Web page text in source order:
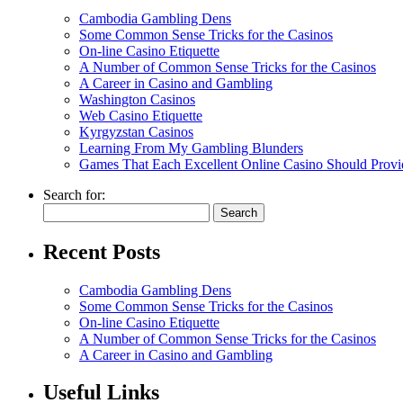
Cambodia Gambling Dens
Some Common Sense Tricks for the Casinos
On-line Casino Etiquette
A Number of Common Sense Tricks for the Casinos
A Career in Casino and Gambling
Washington Casinos
Web Casino Etiquette
Kyrgyzstan Casinos
Learning From My Gambling Blunders
Games That Each Excellent Online Casino Should
Search for:
Recent Posts
Cambodia Gambling Dens
Some Common Sense Tricks for the Casinos
On-line Casino Etiquette
A Number of Common Sense Tricks for the Casinos
A Career in Casino and Gambling
Useful Links